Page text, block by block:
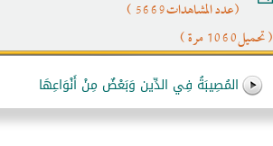
(عدد المشاهدات5669 )
( تحميل1060 مرة )
المُصِيبَةُ فِي الدِّين وَبَعْضٌ مِنْ أَنْوَاعِهَا